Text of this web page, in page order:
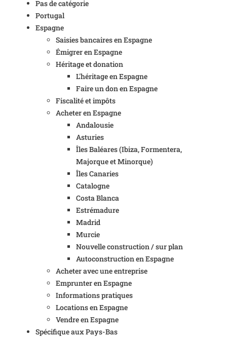
Pas de catégorie
Portugal
Espagne
Saisies bancaires en Espagne
Émigrer en Espagne
Héritage et donation
L'héritage en Espagne
Faire un don en Espagne
Fiscalité et impôts
Acheter en Espagne
Andalousie
Asturies
Îles Baléares (Ibiza, Formentera,
Majorque et Minorque)
Îles Canaries
Catalogne
Costa Blanca
Estrémadure
Madrid
Murcie
Nouvelle construction / sur plan
Autoconstruction en Espagne
Acheter avec une entreprise
Emprunter en Espagne
Informations pratiques
Locations en Espagne
Vendre en Espagne
Spécifique aux Pays-Bas